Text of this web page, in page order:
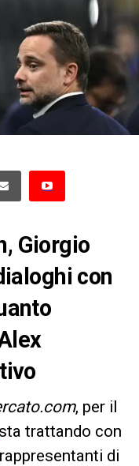
Giorgio
con
, per il
sta trattando con
di